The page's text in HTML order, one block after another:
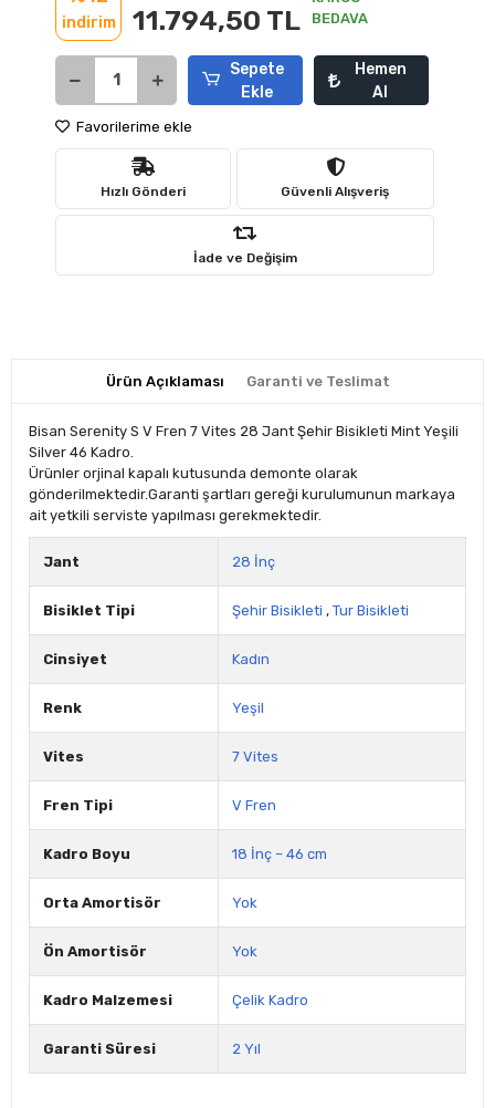
indirim 11.794,50 TL
BEDAVA
Sepete
Ekle
Hemen
Al
Favorilerime ekle
Hızlı Gönderi Güvenli Alışveriş
İade ve Değişim
Ürün Açıklaması Garanti ve Teslimat
Bisan Serenity S V Fren 7 Vites 28 Jant Şehir Bisikleti Mint Yeşili
Silver 46 Kadro.
Ürünler orjinal kapalı kutusunda demonte olarak
gönderilmektedir.Garanti şartları gereği kurulumunun markaya
ait yetkili serviste yapılması gerekmektedir.
Jant 28 İnç
Bisiklet Tipi Şehir Bisikleti , Tur Bisikleti
Cinsiyet Kadın
Renk Yeşil
Vites 7 Vites
Fren Tipi V Fren
Kadro Boyu 18 İnç – 46 cm
Orta Amortisör Yok
Ön Amortisör Yok
Kadro Malzemesi Çelik Kadro
Garanti Süresi 2 Yıl